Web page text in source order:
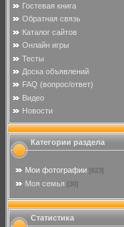
Гостевая книга
Обратная связь
Каталог сайтов
Онлайн игры
Тесты
Доска объявлений
FAQ (вопрос/ответ)
Видео
Новости
Категории раздела
Мои фотографии [623]
Моя семья [30]
Статистика